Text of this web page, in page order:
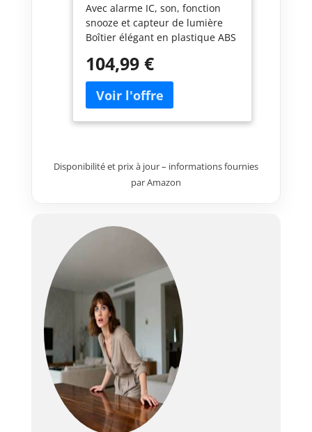
Avec alarme IC, son, fonction
snooze et capteur de lumière
Boîtier élégant en plastique ABS
très stable Horloge de table
avec verre bombé incassable
Hauteur : 12 cm - Diamètre : 11
cm
104,99 €
Disponibilité et prix à jour – informations fournies
par Amazon